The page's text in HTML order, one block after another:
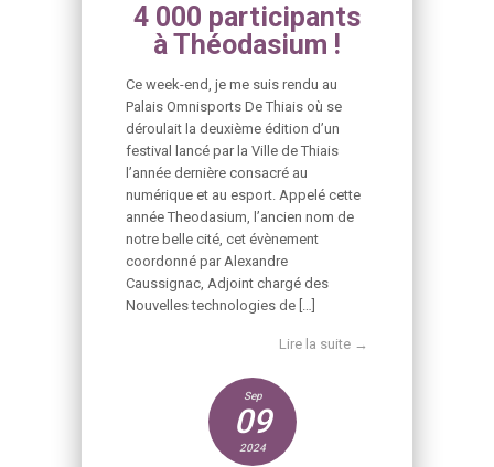
4 000 participants
à Théodasium !
Ce week-end, je me suis rendu au
Palais Omnisports De Thiais où se
déroulait la deuxième édition d’un
festival lancé par la Ville de Thiais
l’année dernière consacré au
numérique et au esport. Appelé cette
année Theodasium, l’ancien nom de
notre belle cité, cet évènement
coordonné par Alexandre
Caussignac, Adjoint chargé des
Nouvelles technologies de […]
Lire la suite →
Sep
09
2024